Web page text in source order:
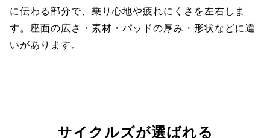
に伝わる部分で、乗り心地や疲れにくさを左右しま
す。座面の広さ・素材・パッドの厚み・形状などに違
いがあります。
サイクルズが選ばれる